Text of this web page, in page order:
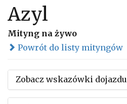
Azyl
Mityng na żywo
Powrót do listy mityngów
Zobacz wskazówki dojazdu